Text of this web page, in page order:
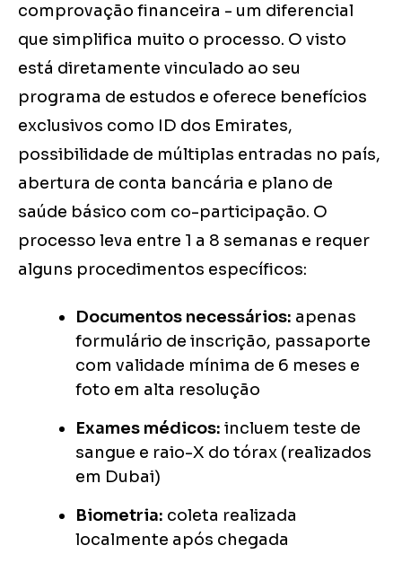
comprovação financeira - um diferencial
que simplifica muito o processo. O visto
está diretamente vinculado ao seu
programa de estudos e oferece benefícios
exclusivos como ID dos Emirates,
possibilidade de múltiplas entradas no país,
abertura de conta bancária e plano de
saúde básico com co-participação. O
processo leva entre 1 a 8 semanas e requer
alguns procedimentos específicos:
Documentos necessários: apenas
formulário de inscrição, passaporte
com validade mínima de 6 meses e
foto em alta resolução
Exames médicos: incluem teste de
sangue e raio-X do tórax (realizados
em Dubai)
Biometria: coleta realizada
localmente após chegada